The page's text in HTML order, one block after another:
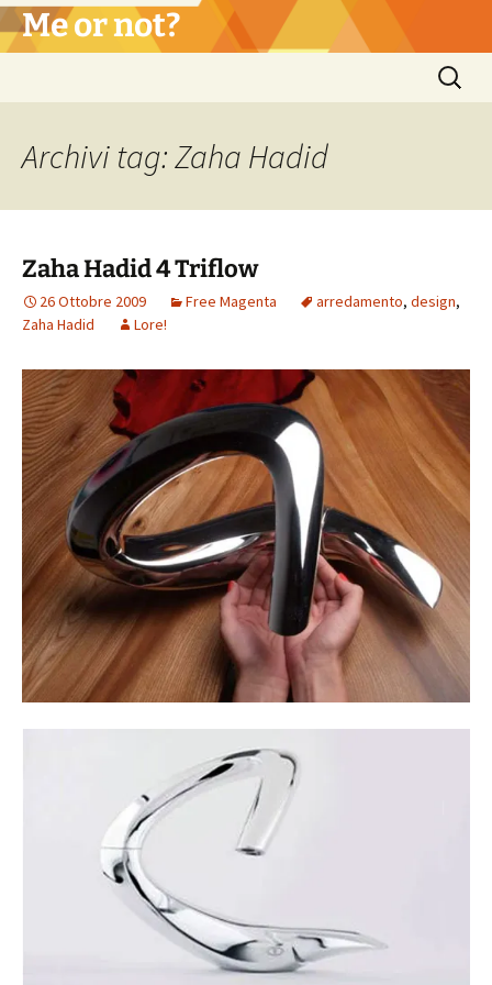
Vai
al Me or not?
Ricerca
per:
Archivi tag: Zaha Hadid
Zaha Hadid 4 Triflow
26 Ottobre 2009 Free Magenta arredamento, design,
Zaha Hadid
Lore!